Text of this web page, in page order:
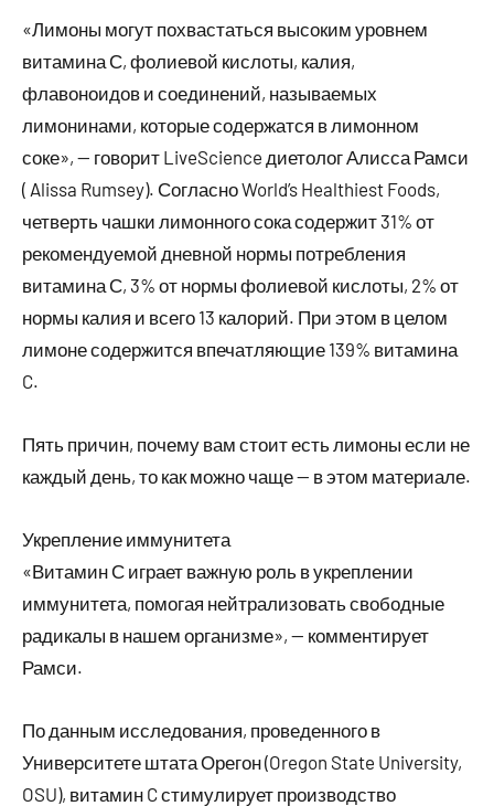
«Лимоны могут похвастаться высоким уровнем
витамина С, фолиевой кислоты, калия,
флавоноидов и соединений, называемых
лимонинами, которые содержатся в лимонном
соке», — говорит LiveScience диетолог Алисса Рамси
( Alissa Rumsey). Согласно World’s Healthiest Foods,
четверть чашки лимонного сока содержит 31% от
рекомендуемой дневной нормы потребления
витамина С, 3% от нормы фолиевой кислоты, 2% от
нормы калия и всего 13 калорий. При этом в целом
лимоне содержится впечатляющие 139% витамина
C.
Пять причин, почему вам стоит есть лимоны если не
каждый день, то как можно чаще — в этом материале.
Укрепление иммунитета
«Витамин С играет важную роль в укреплении
иммунитета, помогая нейтрализовать свободные
радикалы в нашем организме», — комментирует
Рамси.
По данным исследования, проведенного в
Университете штата Орегон (Oregon State University,
OSU), витамин C стимулирует производство